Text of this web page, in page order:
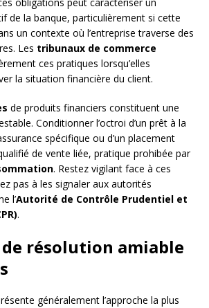
de la banque, particulièrement si cette
un contexte où l’entreprise traverse des
Les tribunaux de commerce
ces pratiques lorsqu’elles
la situation financière du client.
de produits financiers constituent une
Conditionner l’octroi d’un prêt à la
spécifique ou d’un placement
de vente liée, pratique prohibée par
. Restez vigilant face à ces
pas à les signaler aux autorités
l’Autorité de Contrôle Prudentiel et
.
résolution amiable
généralement l’approche la plus